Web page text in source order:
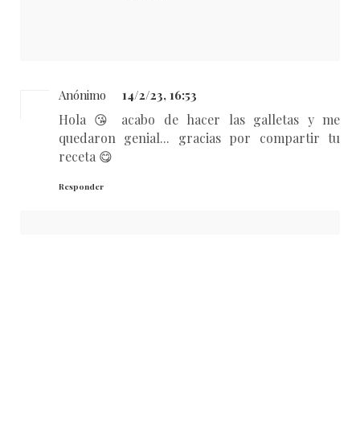
Anónimo 14/2/23, 16:53
Hola 😘 acabo de hacer las galletas y me
quedaron genial... gracias por compartir tu
receta 😋
Responder